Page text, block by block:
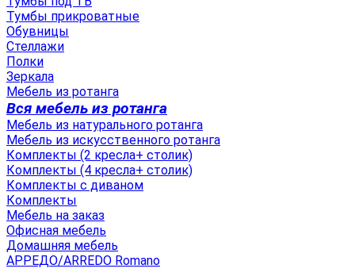
Тумбы прикроватные
Обувницы
Стеллажи
Полки
Зеркала
Мебель из ротанга
Вся мебель из ротанга
Мебель из натурального ротанга
Мебель из искусственного ротанга
Комплекты (2 кресла+ столик)
Комплекты (4 кресла+ столик)
Комплекты с диваном
Комплекты
Мебель на заказ
Офисная мебель
Домашняя мебель
АРРЕДО/ARREDO Romano